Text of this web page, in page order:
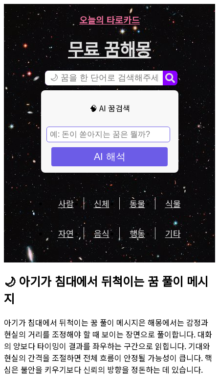
오늘의 타로카드
무료 꿈해몽
🧠 AI 꿈검색
AI 해석
사람 신체 동물 식물
자연 음식 행동 기타
🌙 아기가 침대에서 뒤척이는 꿈 풀이 메시
지
아기가 침대에서 뒤척이는 꿈 풀이 메시지은 해몽에서는 감정과
현실의 거리를 조정해야 할 때 보이는 장면으로 풀이합니다. 대화
의 양보다 타이밍이 결과를 좌우하는 구간으로 읽힙니다. 기대와
현실의 간격을 조절하면 전체 흐름이 안정될 가능성이 큽니다. 핵
심은 불안을 키우기보다 신뢰의 방향을 정돈하는 데 있습니다.